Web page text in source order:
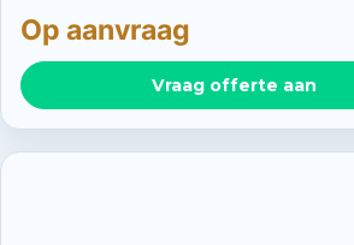
Op aanvraag
Vraag offerte aan